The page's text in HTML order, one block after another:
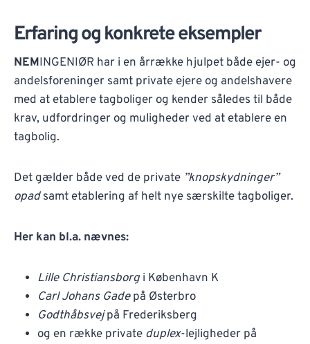
Erfaring og konkrete eksempler
NEMINGENIØR har i en årrække hjulpet både ejer- og
andelsforeninger samt private ejere og andelshavere
med at etablere tagboliger og kender således til både
krav, udfordringer og muligheder ved at etablere en
tagbolig.
Det gælder både ved de private ”knopskydninger”
opadsamt etablering af helt nye særskilte tagboliger.
Her kan bl.a. nævnes:
Lille Christiansborgi København K
Carl Johans Gadepå Østerbro
Godthåbsvejpå Frederiksberg
og en række private duplex-lejligheder på